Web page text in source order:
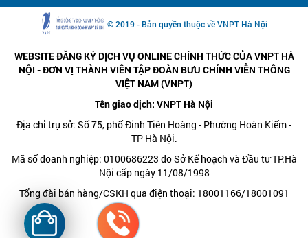
© 2019 - Bản quyền thuộc về VNPT Hà Nội
WEBSITE ĐĂNG KÝ DỊCH VỤ ONLINE CHÍNH THỨC CỦA VNPT HÀ
NỘI - ĐƠN VỊ THÀNH VIÊN TẬP ĐOÀN BƯU CHÍNH VIỄN THÔNG
VIỆT NAM (VNPT)
Tên giao dịch: VNPT Hà Nội
Địa chỉ trụ sở: Số 75, phố Đinh Tiên Hoàng - Phường Hoàn Kiếm -
TP Hà Nội.
Mã số doanh nghiệp: 0100686223 do Sở Kế hoạch và Đầu tư TP.Hà
Nội cấp ngày 11/08/1998
Tổng đài bán hàng/CSKH qua điện thoại: 18001166/18001091